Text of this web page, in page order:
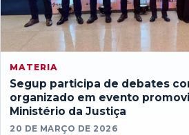
MATERIA
Segup participa de debates
organizado em evento
Ministério da Justiça
20 DE MARÇO DE 2026